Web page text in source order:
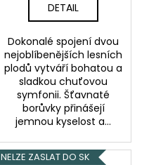
DETAIL
Dokonalé spojení dvou
nejoblíbenějších lesních
plodů vytváří bohatou a
sladkou chuťovou
symfonii. Šťavnaté
borůvky přinášejí
jemnou kyselost a...
NELZE ZASLAT DO SK